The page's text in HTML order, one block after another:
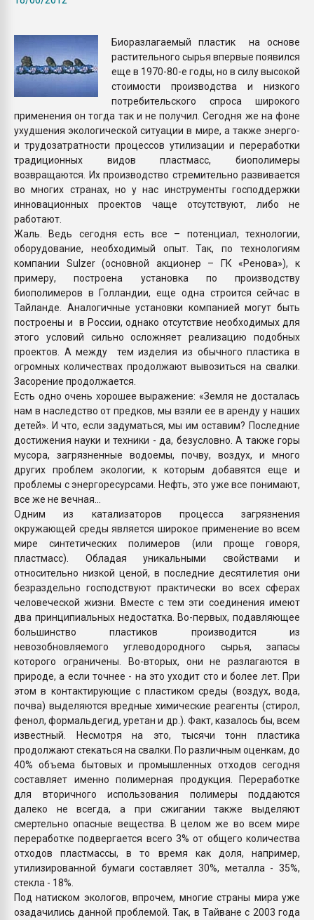
ПЕРЕЙТИ НА
Биоразлагаемый пластик на основе
растительного сырья впервые появился
еще в 1970-80-е годы, но в силу высокой
стоимости производства и низкого
потребительского спроса широкого
применения он тогда так и не получил. Сегодня же на фоне
ухудшения экологической ситуации в мире, а также энерго-
и трудозатратности процессов утилизации и переработки
традиционных видов пластмасс, биополимеры
возвращаются. Их производство стремительно развивается
во многих странах, но у нас инструменты господдержки
инновационных проектов чаще отсутствуют, либо не
работают.
Жаль. Ведь сегодня есть все – потенциал, технологии,
оборудование, необходимый опыт. Так, по технологиям
компании Sulzer (основной акционер – ГК «Ренова»), к
примеру, построена установка по производству
биополимеров в Голландии, еще одна строится сейчас в
Тайланде. Аналогичные установки компанией могут быть
построены и в России, однако отсутствие необходимых для
этого условий сильно осложняет реализацию подобных
проектов. А между тем изделия из обычного пластика в
огромных количествах продолжают вывозиться на свалки.
Засорение продолжается.
Есть одно очень хорошее выражение: «Земля не досталась
нам в наследство от предков, мы взяли ее в аренду у наших
детей». И что, если задуматься, мы им оставим? Последние
достижения науки и техники - да, безусловно. А также горы
мусора, загрязненные водоемы, почву, воздух, и много
других проблем экологии, к которым добавятся еще и
проблемы с энергоресурсами. Нефть, это уже все понимают,
все же не вечная...
Одним из катализаторов процесса загрязнения
окружающей среды является широкое применение во всем
мире синтетических полимеров (или проще говоря,
пластмасс). Обладая уникальными свойствами и
относительно низкой ценой, в последние десятилетия они
безраздельно господствуют практически во всех сферах
человеческой жизни. Вместе с тем эти соединения имеют
два принципиальных недостатка. Во-первых, подавляющее
большинство пластиков производится из
невозобновляемого углеводородного сырья, запасы
которого ограничены. Во-вторых, они не разлагаются в
природе, а если точнее - на это уходит сто и более лет. При
этом в контактирующие с пластиком среды (воздух, вода,
почва) выделяются вредные химические реагенты (стирол,
фенол, формальдегид, уретан и др.). Факт, казалось бы, всем
известный. Несмотря на это, тысячи тонн пластика
продолжают стекаться на свалки. По различным оценкам, до
40% объема бытовых и промышленных отходов сегодня
составляет именно полимерная продукция. Переработке
для вторичного использования полимеры поддаются
далеко не всегда, а при сжигании также выделяют
смертельно опасные вещества. В целом же во всем мире
переработке подвергается всего 3% от общего количества
отходов пластмассы, в то время как доля, например,
утилизированной бумаги составляет 30%, металла - 35%,
стекла - 18%.
Под натиском экологов, впрочем, многие страны мира уже
озадачились данной проблемой. Так, в Тайване с 2003 года